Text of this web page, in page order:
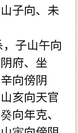
子向、未
子山午向
府、坐
向傍阴
亥向天官
向年克、